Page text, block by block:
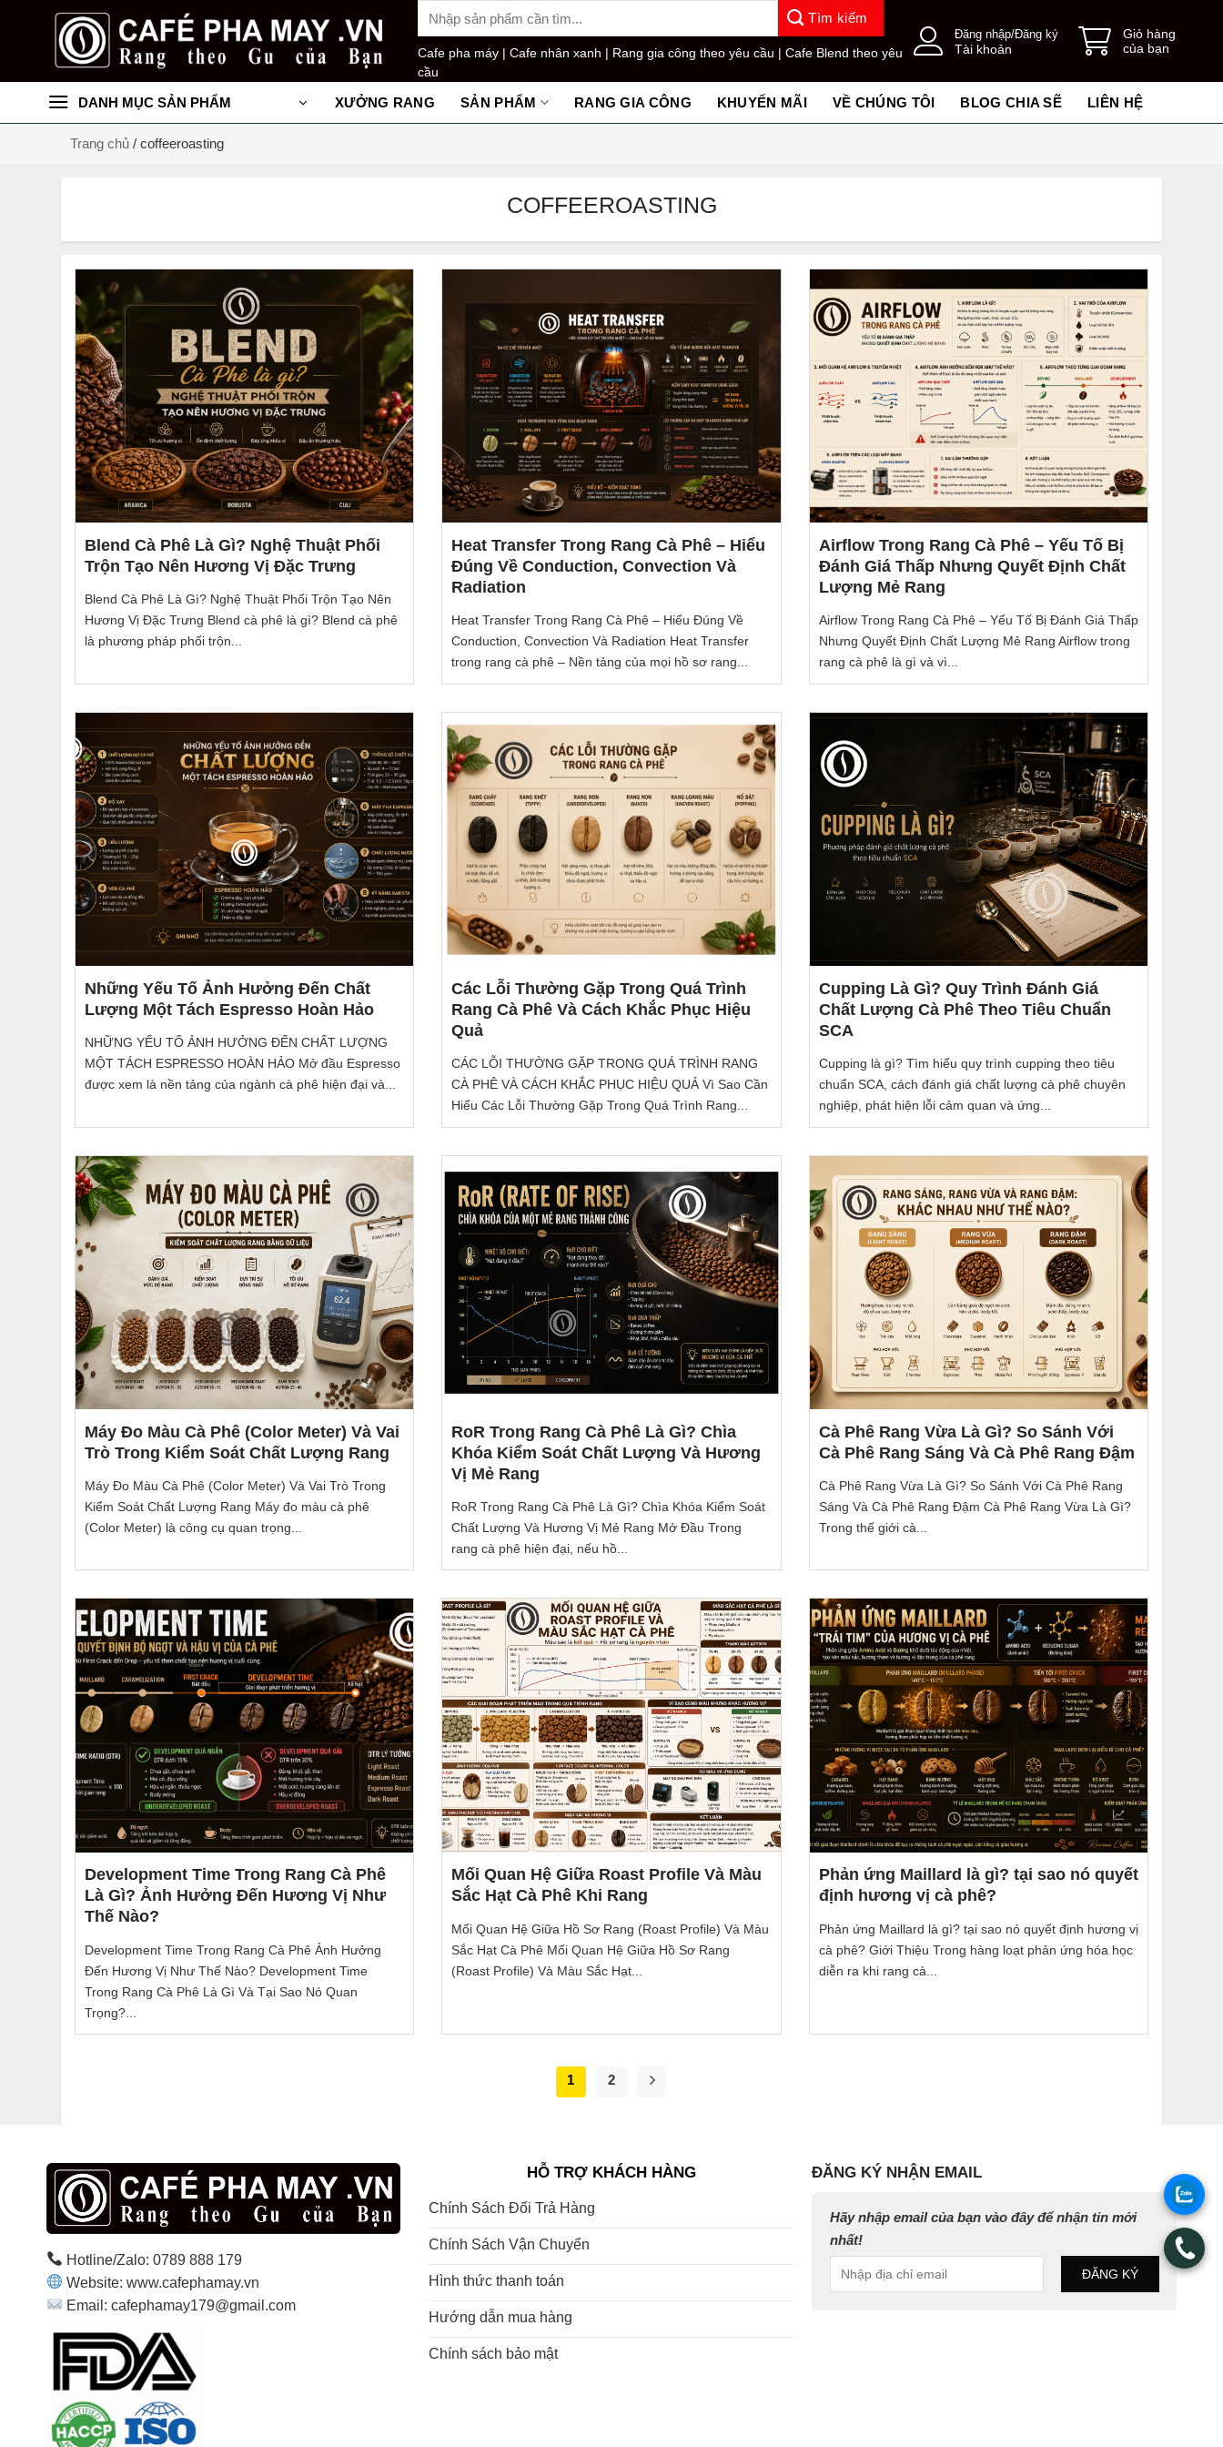
dung
kiếm:
Tìm kiếm
Cafe pha máy | Cafe nhân xanh | Rang gia công theo yêu cầu | Cafe Blend theo yêu
cầu
Đăng nhập/Đăng ký
Tài khoản
Giỏ hàng
của bạn
DANH MỤC SẢN PHẨM XƯỞNG RANG SẢN PHẨM RANG GIA CÔNG KHUYẾN MÃI VỀ CHÚNG TÔI BLOG CHIA SẼ LIÊN HỆ
Trang chủ / coffeeroasting
COFFEEROASTING
Blend Cà Phê Là Gì? Nghệ Thuật Phối
Trộn Tạo Nên Hương Vị Đặc Trưng
Blend Cà Phê Là Gì? Nghệ Thuật Phối Trộn Tạo Nên
Hương Vị Đặc Trưng Blend cà phê là gì? Blend cà phê
là phương pháp phối trộn...
Heat Transfer Trong Rang Cà Phê – Hiểu
Đúng Về Conduction, Convection Và
Radiation
Heat Transfer Trong Rang Cà Phê – Hiểu Đúng Về
Conduction, Convection Và Radiation Heat Transfer
trong rang cà phê – Nền tảng của mọi hồ sơ rang...
Airflow Trong Rang Cà Phê – Yếu Tố Bị
Đánh Giá Thấp Nhưng Quyết Định Chất
Lượng Mẻ Rang
Airflow Trong Rang Cà Phê – Yếu Tố Bị Đánh Giá Thấp
Nhưng Quyết Định Chất Lượng Mẻ Rang Airflow trong
rang cà phê là gì và vì...
Những Yếu Tố Ảnh Hưởng Đến Chất
Lượng Một Tách Espresso Hoàn Hảo
NHỮNG YẾU TỐ ẢNH HƯỞNG ĐẾN CHẤT LƯỢNG
MỘT TÁCH ESPRESSO HOÀN HẢO Mở đầu Espresso
được xem là nền tảng của ngành cà phê hiện đại và...
Các Lỗi Thường Gặp Trong Quá Trình
Rang Cà Phê Và Cách Khắc Phục Hiệu
Quả
CÁC LỖI THƯỜNG GẶP TRONG QUÁ TRÌNH RANG
CÀ PHÊ VÀ CÁCH KHẮC PHỤC HIỆU QUẢ Vì Sao Cần
Hiểu Các Lỗi Thường Gặp Trong Quá Trình Rang...
Cupping Là Gì? Quy Trình Đánh Giá
Chất Lượng Cà Phê Theo Tiêu Chuẩn
SCA
Cupping là gì? Tìm hiểu quy trình cupping theo tiêu
chuẩn SCA, cách đánh giá chất lượng cà phê chuyên
nghiệp, phát hiện lỗi cảm quan và ứng...
Máy Đo Màu Cà Phê (Color Meter) Và Vai
Trò Trong Kiểm Soát Chất Lượng Rang
Máy Đo Màu Cà Phê (Color Meter) Và Vai Trò Trong
Kiểm Soát Chất Lượng Rang Máy đo màu cà phê
(Color Meter) là công cụ quan trọng...
RoR Trong Rang Cà Phê Là Gì? Chìa
Khóa Kiểm Soát Chất Lượng Và Hương
Vị Mẻ Rang
RoR Trong Rang Cà Phê Là Gì? Chìa Khóa Kiểm Soát
Chất Lượng Và Hương Vị Mẻ Rang Mở Đầu Trong
rang cà phê hiện đại, nếu hồ...
Cà Phê Rang Vừa Là Gì? So Sánh Với
Cà Phê Rang Sáng Và Cà Phê Rang Đậm
Cà Phê Rang Vừa Là Gì? So Sánh Với Cà Phê Rang
Sáng Và Cà Phê Rang Đậm Cà Phê Rang Vừa Là Gì?
Trong thế giới cà...
Development Time Trong Rang Cà Phê
Là Gì? Ảnh Hưởng Đến Hương Vị Như
Thế Nào?
Development Time Trong Rang Cà Phê Ảnh Hưởng
Đến Hương Vị Như Thế Nào? Development Time
Trong Rang Cà Phê Là Gì Và Tại Sao Nó Quan
Trọng?...
Mối Quan Hệ Giữa Roast Profile Và Màu
Sắc Hạt Cà Phê Khi Rang
Mối Quan Hệ Giữa Hồ Sơ Rang (Roast Profile) Và Màu
Sắc Hạt Cà Phê Mối Quan Hệ Giữa Hồ Sơ Rang
(Roast Profile) Và Màu Sắc Hạt...
Phản ứng Maillard là gì? tại sao nó quyết
định hương vị cà phê?
Phản ứng Maillard là gì? tại sao nó quyết định hương vị
cà phê? Giới Thiệu Trong hàng loạt phản ứng hóa học
diễn ra khi rang cà...
1 2
Hotline/Zalo: 0789 888 179
Website: www.cafephamay.vn
Email: cafephamay179@gmail.com
HỖ TRỢ KHÁCH HÀNG
Chính Sách Đổi Trả Hàng
Chính Sách Vận Chuyển
Hình thức thanh toán
Hướng dẫn mua hàng
Chính sách bảo mật
ĐĂNG KÝ NHẬN EMAIL
Hãy nhập email của bạn vào đây để nhận tin mới
nhất!
.
.